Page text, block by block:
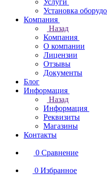
Услуги
Установка
Компания
Назад
Компания
О компании
Лицензии
Отзывы
Документы
Блог
Информация
Назад
Информация
Реквизиты
Магазины
Контакты
0 Сравнение
0 Избранное